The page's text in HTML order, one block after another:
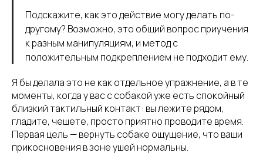
Подскажите, как это действие могу делать по-
другому? Возможно, это общий вопрос приучения
к разным манипуляциям, и метод с
положительным подкреплением не подходит ему.
Я бы делала это не как отдельное упражнение, а в те
моменты, когда у вас с собакой уже есть спокойный
близкий тактильный контакт: вы лежите рядом,
гладите, чешете, просто приятно проводите время.
Первая цель — вернуть собаке ощущение, что ваши
прикосновения в зоне ушей нормальны.